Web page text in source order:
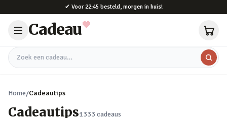
✔ Voor 22:45 besteld, morgen in huis!
Cadeau
Zoek een cadeau
Home/Cadeautips
Cadeautips1333 cadeaus